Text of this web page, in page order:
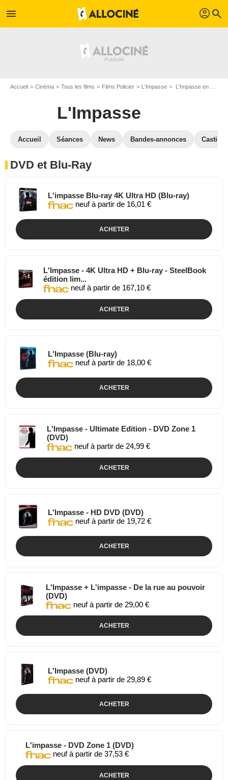
menu profil search
Accueil Cinéma Tous les films Films Policier L'Impasse L'Impasse en DVD Blu Ray
L'Impasse
Accueil Séances News Bandes-annonces Casting
DVD et Blu-Ray
L'impasse Blu-ray 4K Ultra HD (Blu-ray)
neuf à partir de 16,01 €
ACHETER
L'Impasse - 4K Ultra HD + Blu-ray - SteelBook
édition lim...
neuf à partir de 167,10 €
ACHETER
L'Impasse (Blu-ray)
neuf à partir de 18,00 €
ACHETER
L'Impasse - Ultimate Edition - DVD Zone 1
(DVD)
neuf à partir de 24,99 €
ACHETER
L'Impasse - HD DVD (DVD)
neuf à partir de 19,72 €
ACHETER
L'Impasse + L'impasse - De la rue au pouvoir
(DVD)
neuf à partir de 29,00 €
ACHETER
L'Impasse (DVD)
neuf à partir de 29,89 €
ACHETER
L'impasse - DVD Zone 1 (DVD)
neuf à partir de 37,53 €
ACHETER